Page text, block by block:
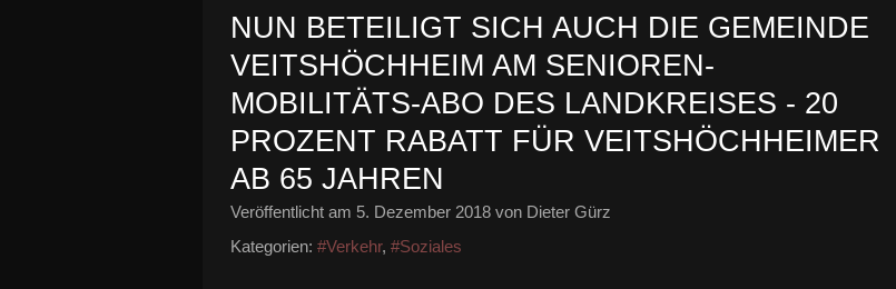
NUN BETEILIGT SICH AUCH DIE GEMEINDE
VEITSHÖCHHEIM AM SENIOREN-
MOBILITÄTS-ABO DES LANDKREISES - 20
PROZENT RABATT FÜR VEITSHÖCHHEIMER
AB 65 JAHREN
Veröffentlicht am 5. Dezember 2018 von Dieter Gürz
Kategorien: #Verkehr, #Soziales